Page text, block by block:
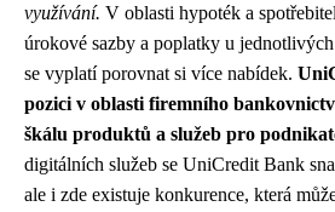
využívání. V oblasti hypoték a
úrokové sazby a poplatky u
se vyplatí porovnat si více nabídek.
pozici v oblasti firemního
škálu produktů a služeb pro
digitálních služeb se UniCredit Bank
ale i zde existuje konkurence, která